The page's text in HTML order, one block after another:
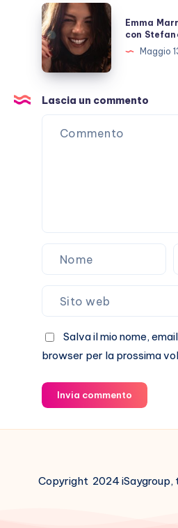
allo
scoperto
Emma
Marrone
e
l’amicizia
costruita
con
Stefano
Emma
con
Maggio
Lascia un commento
Salva il mio nome,
browser per la prossima
Invia commento
Copyright 2024